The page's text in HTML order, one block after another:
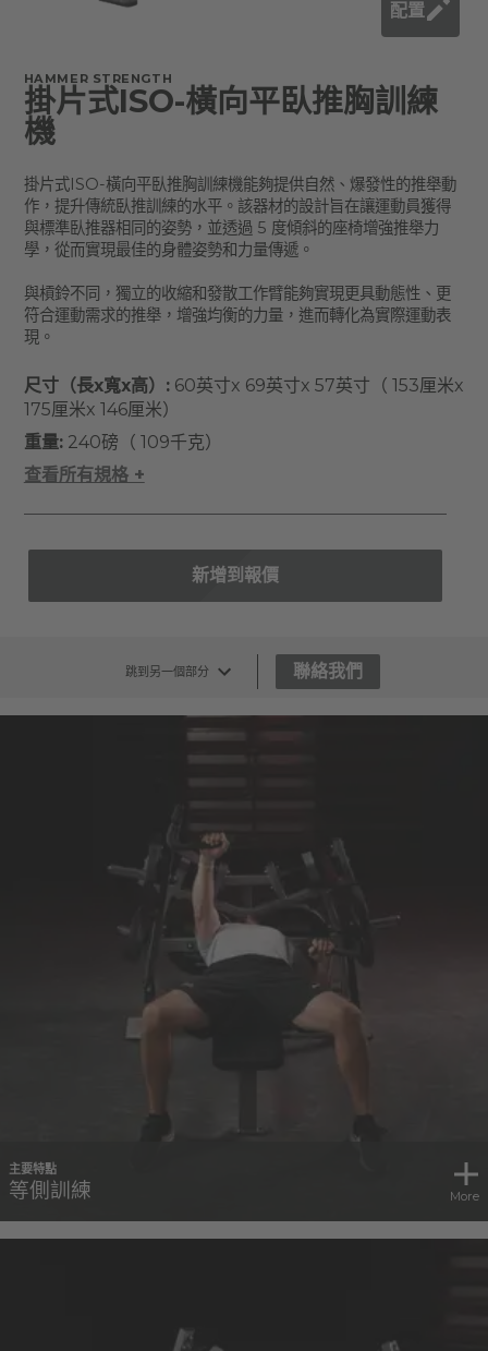
配置
HAMMER STRENGTH
掛片式ISO-橫向平臥推胸訓練
機
掛片式ISO-橫向平臥推胸訓練機能夠提供自然、爆發性的推舉動
作，提升傳統臥推訓練的水平。該器材的設計旨在讓運動員獲得
與標準臥推器相同的姿勢，並透過 5 度傾斜的座椅增強推舉力
學，從而實現最佳的身體姿勢和力量傳遞。
與槓鈴不同，獨立的收縮和發散工作臂能夠實現更具動態性、更
符合運動需求的推舉，增強均衡的力量，進而轉化為實際運動表
現。
尺寸（長x寬x高）:60英寸x 69英寸x 57英寸（ 153厘米x
175厘米x 146厘米）
重量:240磅（ 109千克）
查看所有規格 +
新增到報價
跳到另一個部分 聯絡我們
主要特點
等側訓練 More